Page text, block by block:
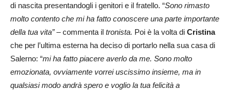
di nascita presentandogli i genitori e il fratello. “Sono rimasto
molto contento che mi ha fatto conoscere una parte importante
della tua vita” –commenta il tronista. Poi è la volta di Cristina
che per l’ultima esterna ha deciso di portarlo nella sua casa di
Salerno: “mi ha fatto piacere averlo da me. Sono molto
emozionata, ovviamente vorrei uscissimo insieme, ma in
qualsiasi modo andrà spero e voglio la tua felicità a